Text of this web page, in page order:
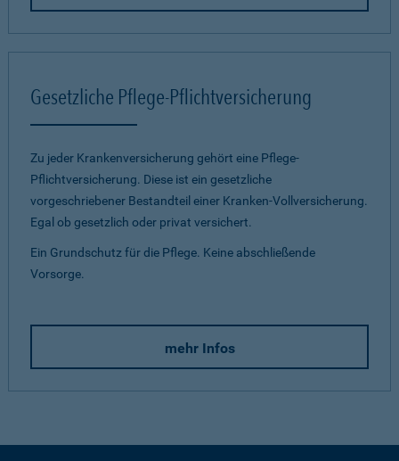
Gesetzliche Pflege-Pflichtversicherung
Zu jeder Krankenversicherung gehört eine Pflege-
Pflichtversicherung. Diese ist ein gesetzliche
vorgeschriebener Bestandteil einer Kranken-Vollversicherung.
Egal ob gesetzlich oder privat versichert.
Ein Grundschutz für die Pflege. Keine abschließende
Vorsorge.
mehr Infos